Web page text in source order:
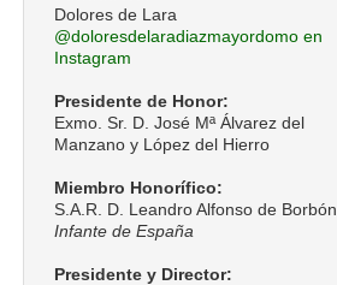
Dolores de Lara
@doloresdelaradiazmayordomo en
Instagram
Presidente de Honor:
Exmo. Sr. D. José Mª Álvarez del
Manzano y López del Hierro
Miembro Honorífico:
S.A.R. D. Leandro Alfonso de Borbón,
Infante de España
Presidente y Director: